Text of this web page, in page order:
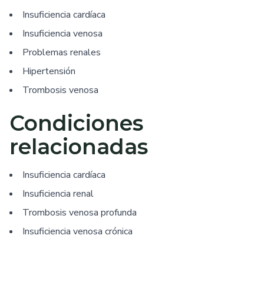
Insuficiencia cardíaca
Insuficiencia venosa
Problemas renales
Hipertensión
Trombosis venosa
Condiciones
relacionadas
Insuficiencia cardíaca
Insuficiencia renal
Trombosis venosa profunda
Insuficiencia venosa crónica